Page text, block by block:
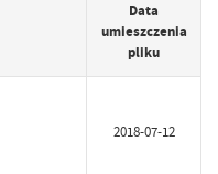
Data
umieszczenia
pliku
2018-07-12